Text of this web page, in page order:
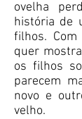
ovelha
história de
filhos.
quer
os filhos
parecem
novo e
velho.